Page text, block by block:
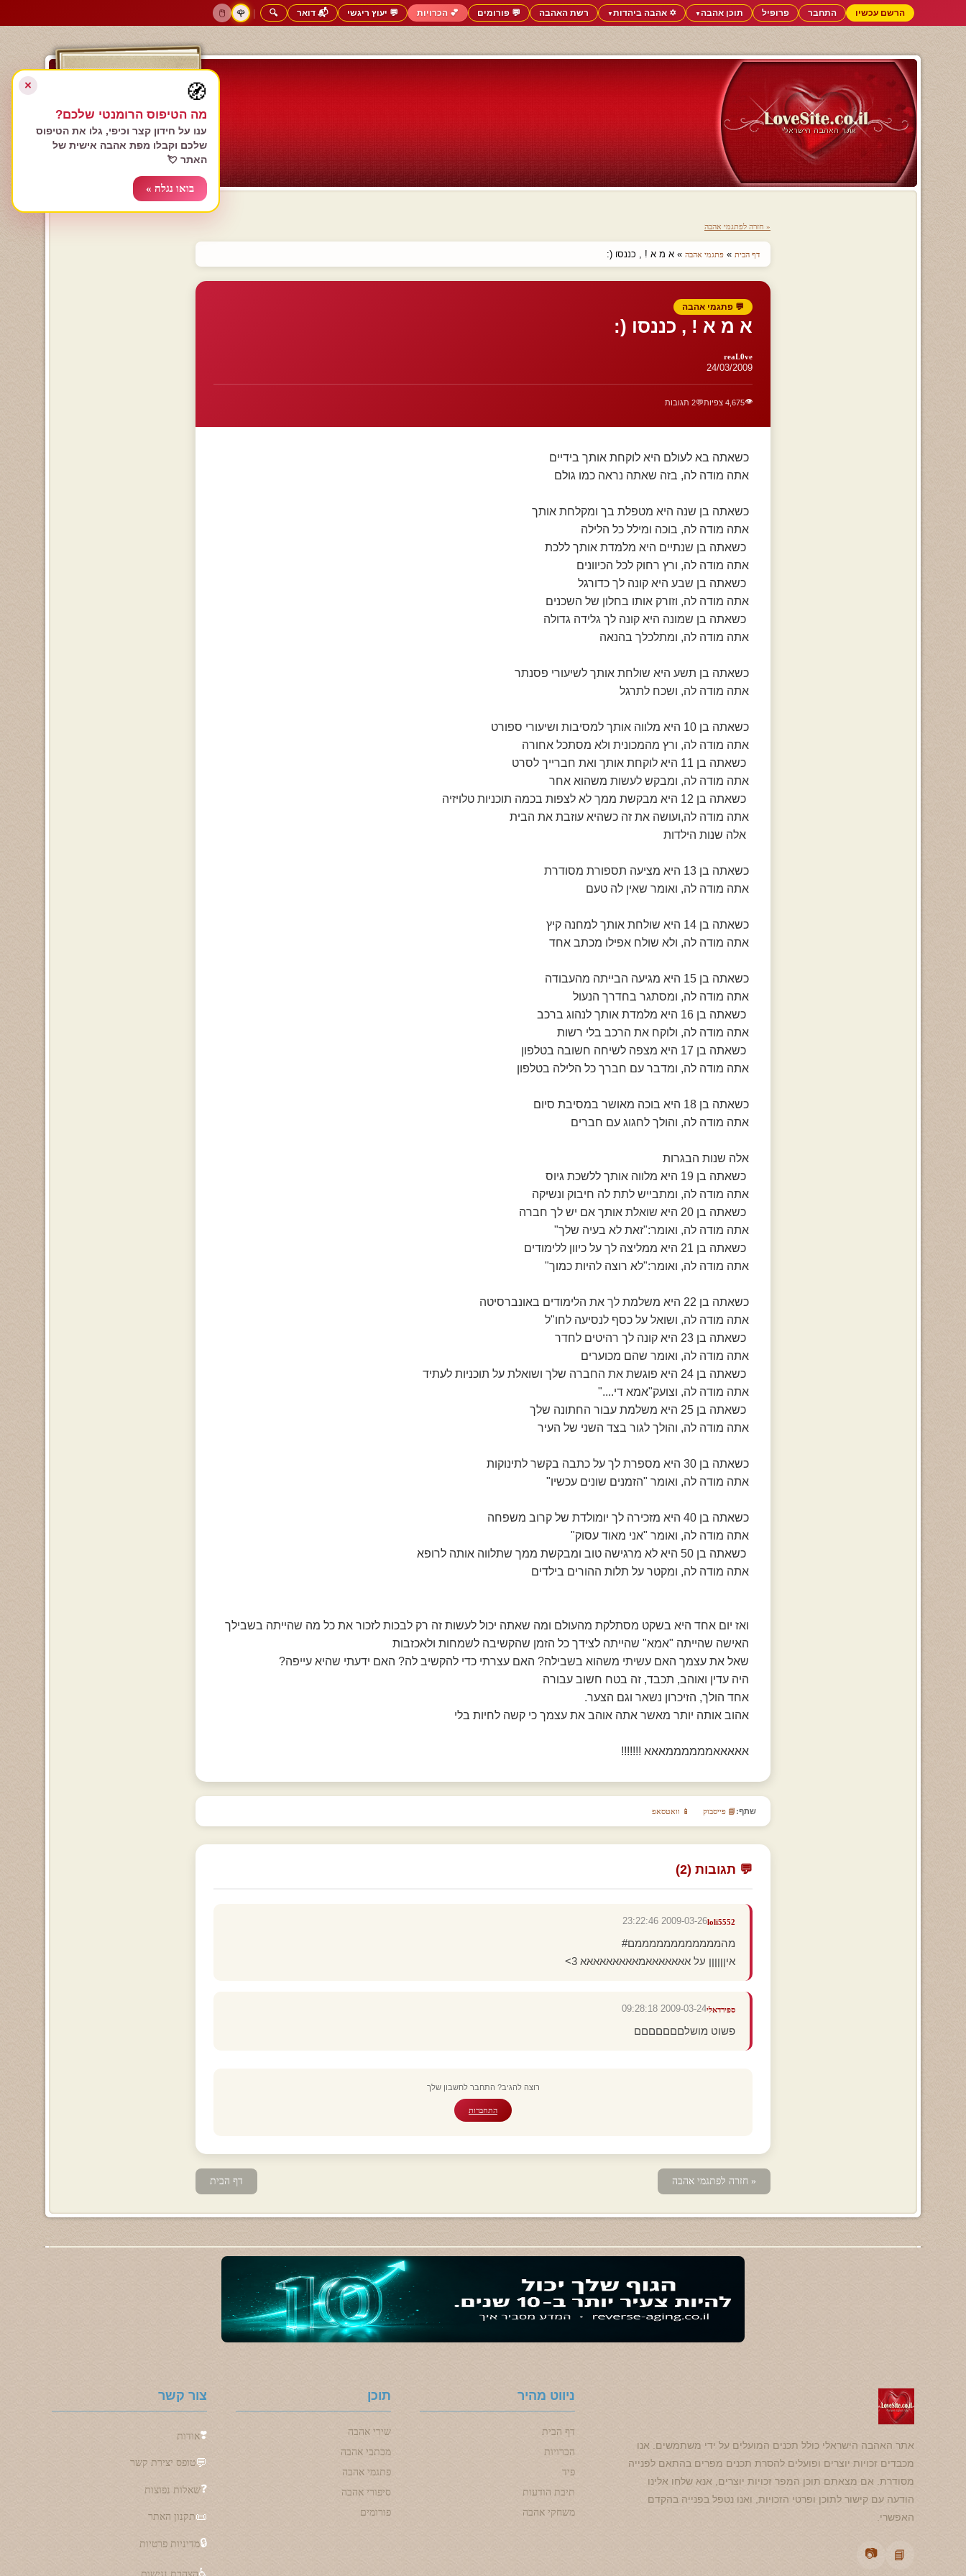
הרשם עכשיו התחבר פרופיל תוכן אהבה▼ ✡️ אהבה ביהדות▼ רשת האהבה 💬 פורומים 💕 הכרויות 💬 יעוץ ריגשי 📬 דואר 🔍
|
🌹
🖱️
הרשם עכשיו
התחבר
« חזרה לפתגמי אהבה
דף הבית » פתגמי אהבה » א מ א ! , כננסו (:
💬 פתגמי אהבה
א מ א ! , כננסו (:
reaL0ve
24/03/2009
👁️4,675 צפיות 💬2 תגובות
כשאתה בא לעולם היא לוקחת אותך בידיים
אתה מודה לה, בזה שאתה נראה כמו גולם
כשאתה בן שנה היא מטפלת בך ומקלחת אותך
אתה מודה לה, בוכה ומילל כל הלילה
כשאתה בן שנתיים היא מלמדת אותך ללכת
אתה מודה לה, ורץ רחוק לכל הכיוונים
כשאתה בן שבע היא קונה לך כדורגל
אתה מודה לה, וזורק אותו בחלון של השכנים
כשאתה בן שמונה היא קונה לך גלידה גדולה
אתה מודה לה, ומתלכלך בהנאה
כשאתה בן תשע היא שולחת אותך לשיעורי פסנתר
אתה מודה לה, ושכח לתרגל
כשאתה בן 10 היא מלווה אותך למסיבות ושיעורי ספורט
אתה מודה לה, ורץ מהמכונית ולא מסתכל אחורה
כשאתה בן 11 היא לוקחת אותך ואת חברייך לסרט
אתה מודה לה, ומבקש לעשות משהוא אחר
כשאתה בן 12 היא מבקשת ממך לא לצפות בכמה תוכניות טלויזיה
אתה מודה לה,ועושה את זה כשהיא עוזבת את הבית
אלה שנות הילדות
כשאתה בן 13 היא מציעה תספורת מסודרת
אתה מודה לה, ואומר שאין לה טעם
כשאתה בן 14 היא שולחת אותך למחנה קיץ
אתה מודה לה, ולא שולח אפילו מכתב אחד
כשאתה בן 15 היא מגיעה הבייתה מהעבודה
אתה מודה לה, ומסתגר בחדרך הנעול
כשאתה בן 16 היא מלמדת אותך לנהוג ברכב
אתה מודה לה, ולוקח את הרכב בלי רשות
כשאתה בן 17 היא מצפה לשיחה חשובה בטלפון
אתה מודה לה, ומדבר עם חברך כל הלילה בטלפון
כשאתה בן 18 היא בוכה מאושר במסיבת סיום
אתה מודה לה, והולך לחגוג עם חברים
אלה שנות הבגרות
כשאתה בן 19 היא מלווה אותך ללשכת גיוס
אתה מודה לה, ומתבייש לתת לה חיבוק ונשיקה
כשאתה בן 20 היא שואלת אותך אם יש לך חברה
אתה מודה לה, ואומר:"זאת לא בעיה שלך"
כשאתה בן 21 היא ממליצה לך על כיוון ללימודים
אתה מודה לה, ואומר:"לא רוצה להיות כמוך"
כשאתה בן 22 היא משלמת לך את הלימודים באונברסיטה
אתה מודה לה, ושואל על כסף לנסיעה לחו"ל
כשאתה בן 23 היא קונה לך רהיטים לחדר
אתה מודה לה, ואומר שהם מכוערים
כשאתה בן 24 היא פוגשת את החברה שלך ושואלת על תוכניות לעתיד
אתה מודה לה, וצועק"אמא די...."
כשאתה בן 25 היא משלמת עבור החתונה שלך
אתה מודה לה, והולך לגור בצד השני של העיר
כשאתה בן 30 היא מספרת לך על כתבה בקשר לתינוקות
אתה מודה לה, ואומר "הזמנים שונים עכשיו"
כשאתה בן 40 היא מזכירה לך יומולדת של קרוב משפחה
אתה מודה לה, ואומר "אני מאוד עסוק"
כשאתה בן 50 היא לא מרגישה טוב ומבקשת ממך שתלווה אותה לרופא
אתה מודה לה, ומקטר על תלות ההורים בילדים
ואז יום אחד היא בשקט מסתלקת מהעולם ומה שאתה יכול לעשות זה רק לבכות לזכור את כל מה שהייתה בשבילך
האישה שהייתה "אמא" שהייתה לצידך כל הזמן שהקשיבה לשמחות ולאכזבות
שאל את עצמך האם עשיתי משהוא בשבילה? האם עצרתי כדי להקשיב לה? האם ידעתי שהיא עייפה?
היה עדין ואוהב, תכבד, זה בטח חשוב עבורה
אחד הולך, הזיכרון נשאר וגם הצער.
אהוב אותה יותר מאשר אתה אוהב את עצמך כי קשה לחיות בלי
אאאאאממממממאאא !!!!!!!
שתף: 📘 פייסבוק 📱 וואטסאפ
💬 תגובות (2)
loli5552
2009-03-26 23:22:46
מהממממממממממממם#
איןןןןןן על אאאאאאאמאאאאאאאאא 3>
ספירדאלי2009-03-24 09:28:18
פשוט מושלםםםםםםם
רוצה להגיב? התחבר לחשבון שלך
התחברות
« חזרה לפתגמי אהבה דף הבית
אתר האהבה הישראלי כולל תכנים המועלים על ידי משתמשים. אנו
מכבדים זכויות יוצרים ופועלים להסרת תכנים מפרים בהתאם לפנייה
מסודרת. אם מצאתם תוכן המפר זכויות יוצרים, אנא שלחו אלינו
הודעה עם קישור לתוכן ופרטי הזכויות, ואנו נטפל בפנייה בהקדם
האפשרי.
📘
📷
ניווט מהיר
דף הבית
הכרויות
פיד
תיבת הודעות
משחקי אהבה
תוכן
שירי אהבה
מכתבי אהבה
פתגמי אהבה
סיפורי אהבה
פורומים
צור קשר
❣️אודות
💬טופס יצירת קשר
❓שאלות נפוצות
📜תקנון האתר
🔒מדיניות פרטיות
♿הצהרת נגישות